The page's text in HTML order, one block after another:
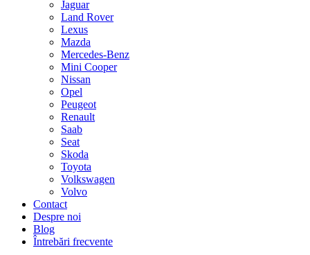
Jaguar
Land Rover
Lexus
Mazda
Mercedes-Benz
Mini Cooper
Nissan
Opel
Peugeot
Renault
Saab
Seat
Skoda
Toyota
Volkswagen
Volvo
Contact
Despre noi
Blog
Întrebări frecvente